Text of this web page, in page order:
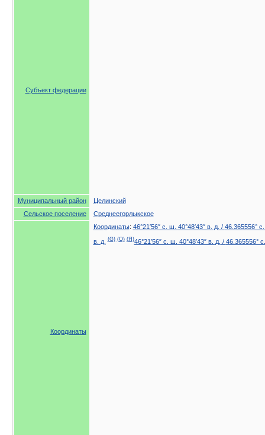
Субъект федерации
Муниципальный район
Целинский
Сельское поселение
Среднеегорлыкское
Координаты
Координаты: 46°21′56″ с. ш. 40°48′43″ в. д. / 46.365556°
в. д. (G) (O) (Я)46°21′56″ с. ш. 40°48′43″ в. д. / 46.365556°